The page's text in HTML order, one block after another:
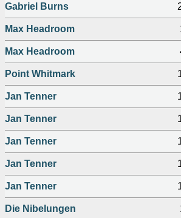
Gabriel Burns
Max Headroom
Max Headroom
Point Whitmark
Jan Tenner
Jan Tenner
Jan Tenner
Jan Tenner
Jan Tenner
Die Nibelungen